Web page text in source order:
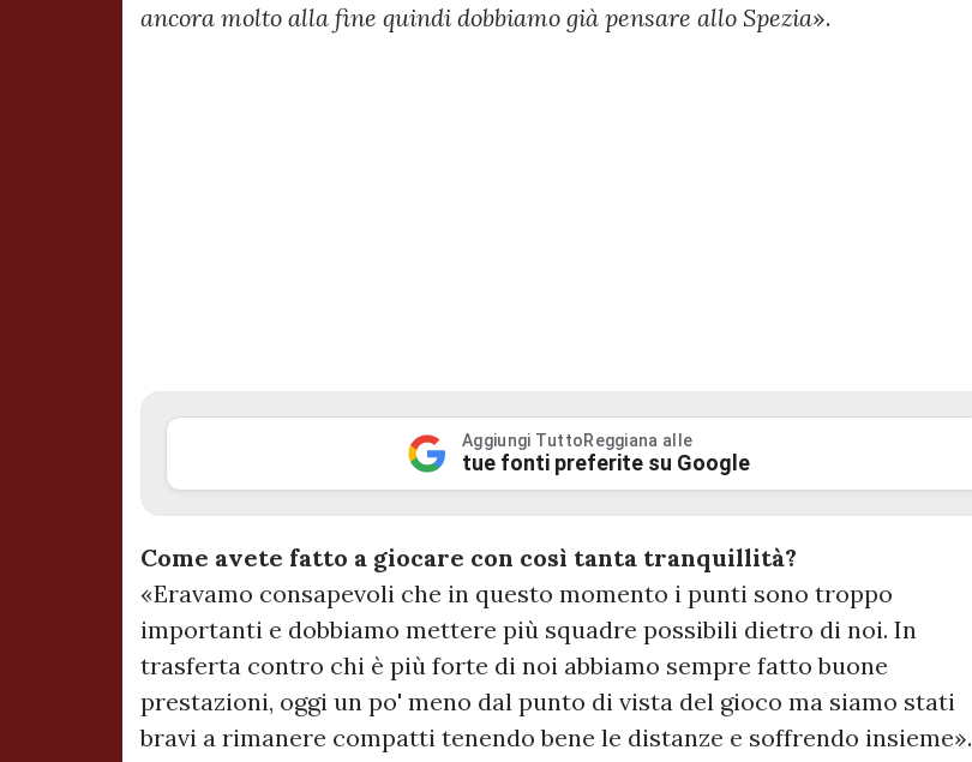
ancora molto alla fine quindi dobbiamo già pensare allo Spezia».
Aggiungi TuttoReggiana alle
tue fonti preferite su Google
Come avete fatto a giocare con così tanta tranquillità?
«Eravamo consapevoli che in questo momento i punti sono troppo
importanti e dobbiamo mettere più squadre possibili dietro di noi. In
trasferta contro chi è più forte di noi abbiamo sempre fatto buone
prestazioni, oggi un po' meno dal punto di vista del gioco ma siamo stati
bravi a rimanere compatti tenendo bene le distanze e soffrendo insieme».